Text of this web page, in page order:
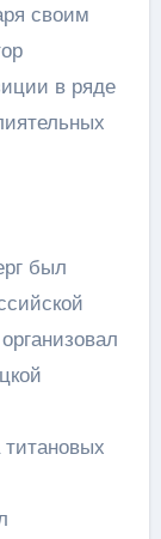
своим
в ряде
был